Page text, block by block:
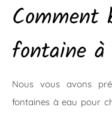
Comment
fontaine
Nous vous avons
fontaines à eau pour